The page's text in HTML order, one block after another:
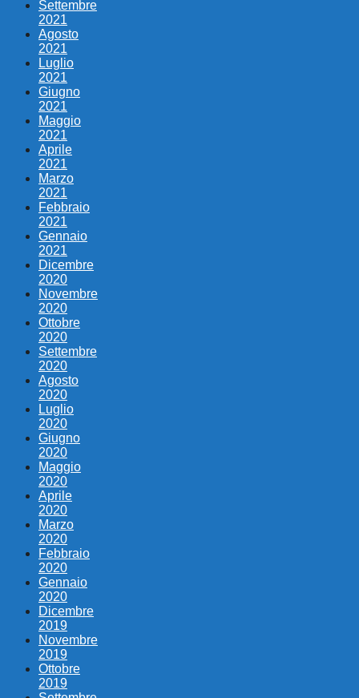
Settembre
2021
Agosto
2021
Luglio
2021
Giugno
2021
Maggio
2021
Aprile
2021
Marzo
2021
Febbraio
2021
Gennaio
2021
Dicembre
2020
Novembre
2020
Ottobre
2020
Settembre
2020
Agosto
2020
Luglio
2020
Giugno
2020
Maggio
2020
Aprile
2020
Marzo
2020
Febbraio
2020
Gennaio
2020
Dicembre
2019
Novembre
2019
Ottobre
2019